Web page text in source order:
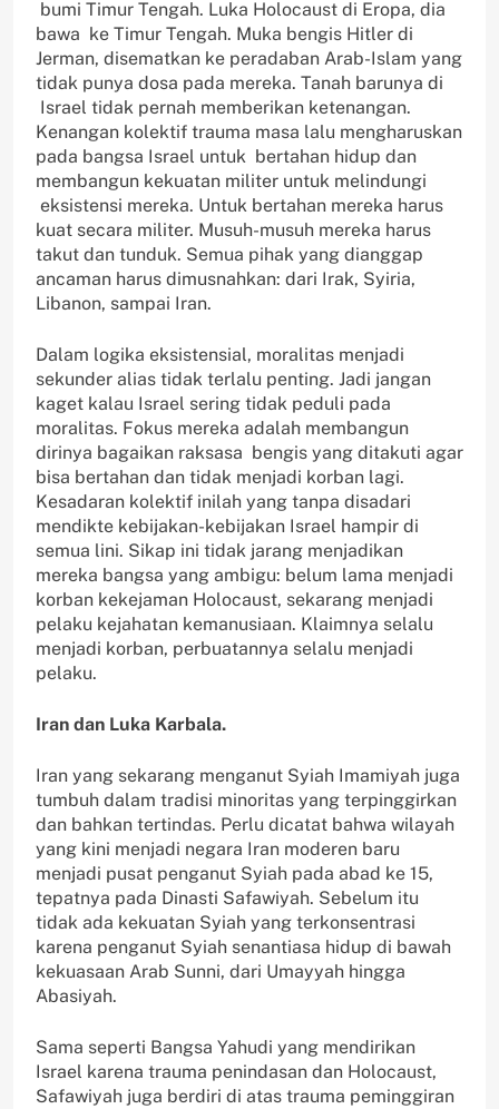
bumi Timur Tengah. Luka Holocaust di Eropa, dia
bawa ke Timur Tengah. Muka bengis Hitler di
Jerman, disematkan ke peradaban Arab-Islam yang
tidak punya dosa pada mereka. Tanah barunya di
Israel tidak pernah memberikan ketenangan.
Kenangan kolektif trauma masa lalu mengharuskan
pada bangsa Israel untuk bertahan hidup dan
membangun kekuatan militer untuk melindungi
eksistensi mereka. Untuk bertahan mereka harus
kuat secara militer. Musuh-musuh mereka harus
takut dan tunduk. Semua pihak yang dianggap
ancaman harus dimusnahkan: dari Irak, Syiria,
Libanon, sampai Iran.
Dalam logika eksistensial, moralitas menjadi
sekunder alias tidak terlalu penting. Jadi jangan
kaget kalau Israel sering tidak peduli pada
moralitas. Fokus mereka adalah membangun
dirinya bagaikan raksasa bengis yang ditakuti agar
bisa bertahan dan tidak menjadi korban lagi.
Kesadaran kolektif inilah yang tanpa disadari
mendikte kebijakan-kebijakan Israel hampir di
semua lini. Sikap ini tidak jarang menjadikan
mereka bangsa yang ambigu: belum lama menjadi
korban kekejaman Holocaust, sekarang menjadi
pelaku kejahatan kemanusiaan. Klaimnya selalu
menjadi korban, perbuatannya selalu menjadi
pelaku.
Iran dan Luka Karbala.
Iran yang sekarang menganut Syiah Imamiyah juga
tumbuh dalam tradisi minoritas yang terpinggirkan
dan bahkan tertindas. Perlu dicatat bahwa wilayah
yang kini menjadi negara Iran moderen baru
menjadi pusat penganut Syiah pada abad ke 15,
tepatnya pada Dinasti Safawiyah. Sebelum itu
tidak ada kekuatan Syiah yang terkonsentrasi
karena penganut Syiah senantiasa hidup di bawah
kekuasaan Arab Sunni, dari Umayyah hingga
Abasiyah.
Sama seperti Bangsa Yahudi yang mendirikan
Israel karena trauma penindasan dan Holocaust,
Safawiyah juga berdiri di atas trauma peminggiran